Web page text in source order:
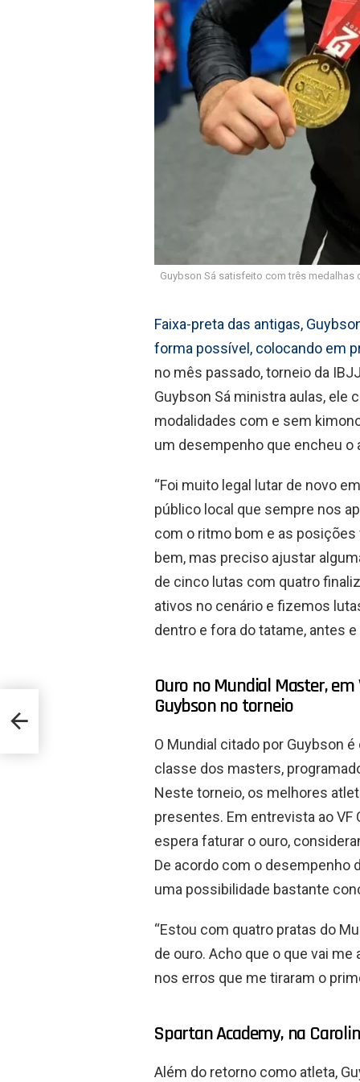
Guybson Sá satisfeito com três
Faixa-preta das antigas,
forma possível, colocando em
no mês passado, torneio da
Guybson Sá ministra aulas, ele
modalidades com e sem
um desempenho que encheu o
“Foi muito legal lutar de novo
público local que sempre nos
com o ritmo bom e as
bem, mas preciso ajustar
de cinco lutas com quatro
ativos no cenário e fizemos
dentro e fora do tatame, antes
Ouro no Mundial Master,
Guybson no torneio
O Mundial citado por Guybson
classe dos masters,
Neste torneio, os melhores
presentes. Em entrevista ao VF
espera faturar o ouro,
De acordo com o desempenho
uma possibilidade bastante
“Estou com quatro pratas do
de ouro. Acho que o que vai
nos erros que me tiraram o
Spartan Academy, na
Além do retorno como atleta,